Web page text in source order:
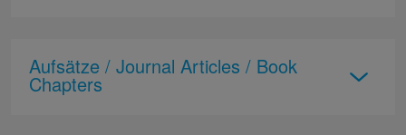
Aufsätze / Journal Articles / Book
Chapters